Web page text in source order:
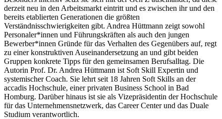
derzeit neu in den Arbeitsmarkt eintritt und es zwischen ihr und den
bereits etablierten Generationen die größten
Verständnisschwierigkeiten gibt. Andrea Hüttmann zeigt sowohl
Personaler*innen und Führungskräften als auch den jungen
Bewerber*innen Gründe für das Verhalten des Gegenübers auf, regt
zu einer konstruktiven Auseinandersetzung an und gibt beiden
Gruppen konkrete Tipps für den gemeinsamen Berufsalltag. Die
Autorin Prof. Dr. Andrea Hüttmann ist Soft Skill Expertin und
systemischer Coach. Sie lehrt seit 18 Jahren Soft Skills an der
accadis Hochschule, einer privaten Business School in Bad
Homburg. Darüber hinaus ist sie als Vizepräsidentin der Hochschule
für das Unternehmensnetzwerk, das Career Center und das Duale
Studium verantwortlich.